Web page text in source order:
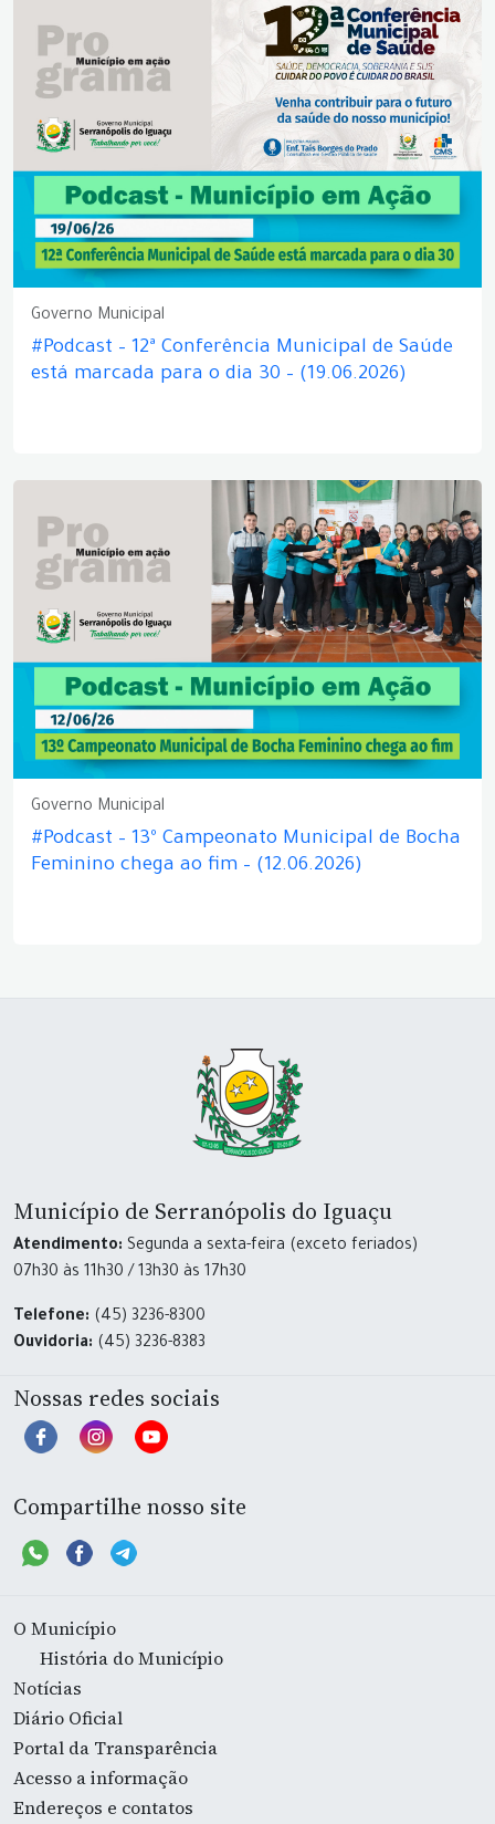
Governo Municipal
#Podcast – 12ª Conferência Municipal de Saúde
está marcada para o dia 30 – (19.06.2026)
Governo Municipal
#Podcast – 13º Campeonato Municipal de Bocha
Feminino chega ao fim – (12.06.2026)
Município de Serranópolis do Iguaçu
Atendimento: Segunda a sexta-feira (exceto feriados)
07h30 às 11h30 / 13h30 às 17h30
Telefone: (45) 3236-8300
Ouvidoria: (45) 3236-8383
Nossas redes sociais
Compartilhe nosso site
O Município
História do Município
Notícias
Diário Oficial
Portal da Transparência
Acesso a informação
Endereços e contatos